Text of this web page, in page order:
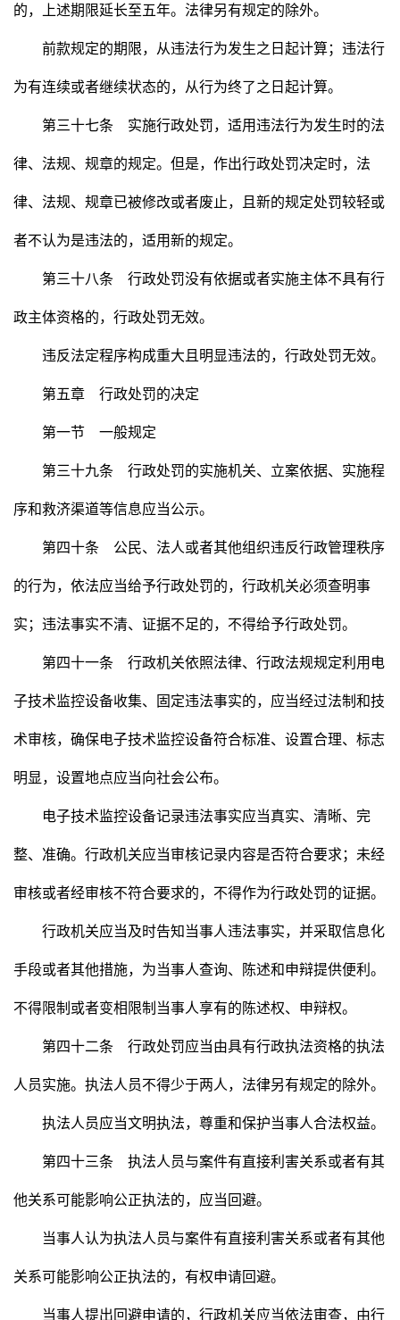
的，上述期限延长至五年。法律另有规定的除外。
前款规定的期限，从违法行为发生之日起计算；违法行
为有连续或者继续状态的，从行为终了之日起计算。
第三十七条 实施行政处罚，适用违法行为发生时的法
律、法规、规章的规定。但是，作出行政处罚决定时，法
律、法规、规章已被修改或者废止，且新的规定处罚较轻或
者不认为是违法的，适用新的规定。
第三十八条 行政处罚没有依据或者实施主体不具有行
政主体资格的，行政处罚无效。
违反法定程序构成重大且明显违法的，行政处罚无效。
第五章 行政处罚的决定
第一节 一般规定
第三十九条 行政处罚的实施机关、立案依据、实施程
序和救济渠道等信息应当公示。
第四十条 公民、法人或者其他组织违反行政管理秩序
的行为，依法应当给予行政处罚的，行政机关必须查明事
实；违法事实不清、证据不足的，不得给予行政处罚。
第四十一条 行政机关依照法律、行政法规规定利用电
子技术监控设备收集、固定违法事实的，应当经过法制和技
术审核，确保电子技术监控设备符合标准、设置合理、标志
明显，设置地点应当向社会公布。
电子技术监控设备记录违法事实应当真实、清晰、完
整、准确。行政机关应当审核记录内容是否符合要求；未经
审核或者经审核不符合要求的，不得作为行政处罚的证据。
行政机关应当及时告知当事人违法事实，并采取信息化
手段或者其他措施，为当事人查询、陈述和申辩提供便利。
不得限制或者变相限制当事人享有的陈述权、申辩权。
第四十二条 行政处罚应当由具有行政执法资格的执法
人员实施。执法人员不得少于两人，法律另有规定的除外。
执法人员应当文明执法，尊重和保护当事人合法权益。
第四十三条 执法人员与案件有直接利害关系或者有其
他关系可能影响公正执法的，应当回避。
当事人认为执法人员与案件有直接利害关系或者有其他
关系可能影响公正执法的，有权申请回避。
当事人提出回避申请的，行政机关应当依法审查，由行